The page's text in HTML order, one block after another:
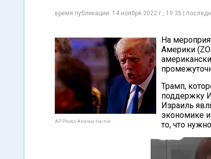
время публикации: 14 ноября 2022 г., 19:35 |
AP Photo/Andrew Harnik
На
Америки
Трамп,
поддержку
Израиль
экономике
то, что